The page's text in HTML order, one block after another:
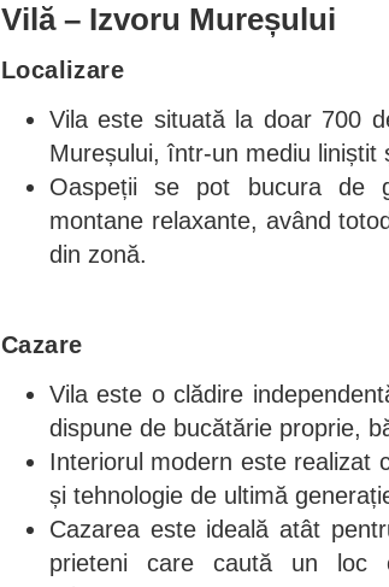
Vilă – Izvoru Mureșului
Localizare
Vila este situată la doar 700
Mureșului, într-un mediu liniștit
Oaspeții se pot bucura de
montane relaxante, având
din zonă.
Cazare
Vila este o clădire
dispune de bucătărie proprie,
Interiorul modern este realizat
și tehnologie de ultimă
Cazarea este ideală atât
prieteni care caută un loc